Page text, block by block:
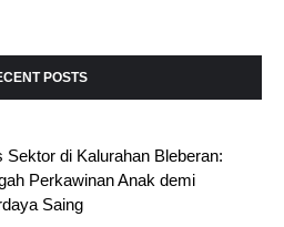
POSTS
Sektor di Kalurahan Bleberan:
Perkawinan Anak demi
Saing